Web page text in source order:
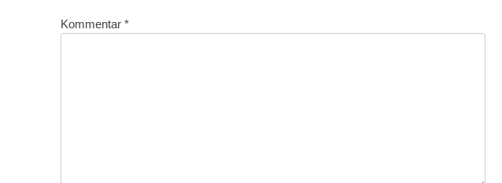
Kommentar *